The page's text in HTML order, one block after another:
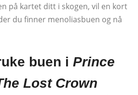
på kartet ditt i skogen, vil en kort
du finner menoliasbuen og nå
buen i Prince
Lost Crown